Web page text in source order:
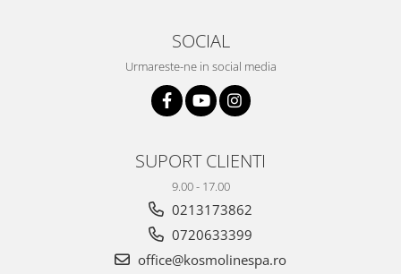
SOCIAL
Urmareste-ne in social media
SUPORT CLIENTI
9.00 - 17.00
0213173862
0720633399
office@kosmolinespa.ro